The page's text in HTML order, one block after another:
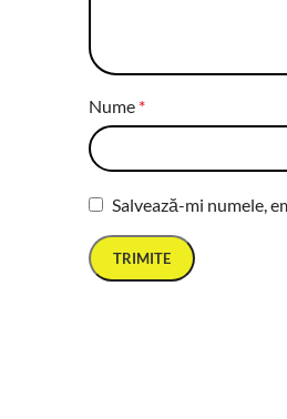
Nume *
Salvează-mi numele,